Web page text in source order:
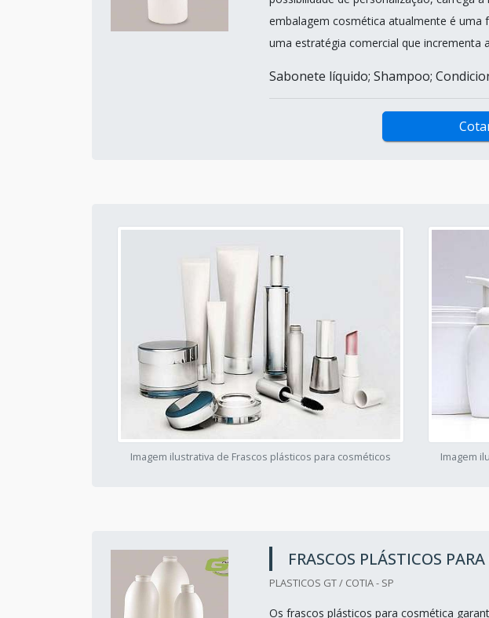
embalagem cosmética atualmente é uma
uma estratégia comercial que incrementa
Sabonete líquido; Shampoo;
Imagem ilustrativa de Frascos plásticos para cosméticos Imagem
FRASCOS PLÁSTICOS
PLASTICOS GT / COTIA - SP
Os frascos plásticos para cosmética